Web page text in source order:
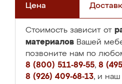
Цена
Стоимость зависит от
материалов Вашей
позвоните нам по
8 (800) 511-89-55, 8
8 (926) 409-68-13, и